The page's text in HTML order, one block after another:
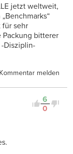
jetzt weltweit,
für sehr
Packung bitterer
-Disziplin-
Kommentar melden
6
0